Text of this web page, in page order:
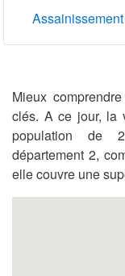
Mieux
clés. A ce jour, la
population de
département 2,
elle couvre une